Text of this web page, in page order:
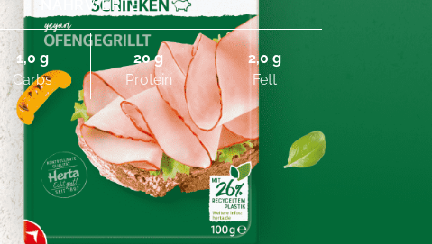
NÄHRWERTE
1,0 g
Carbs
20 g
Protein
2,0 g
Fett